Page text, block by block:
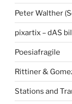
Peter Walther
pixartix – dAS
Poesiafragile
Rittiner &
Stations and